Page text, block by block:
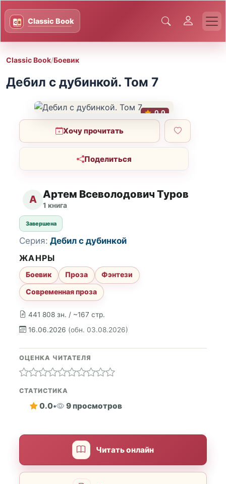
Classic Book/Боевик
Дебил с дубинкой. Том 7
0.0
Хочу прочитать
Поделиться
А Артем Всеволодович Туров
1 книга
Завершена
441 808 зн. / ~167 стр.
16.06.2026 (обн. 03.08.2026)
Серия: Дебил с дубинкой
ЖАНРЫ
Боевик Проза
Фэнтези
Современная проза
ОЦЕНКА ЧИТАТЕЛЯ
СТАТИСТИКА
0.0• 9 просмотров
Читать онлайн